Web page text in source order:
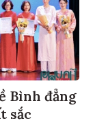
Bình đẳng
sắc